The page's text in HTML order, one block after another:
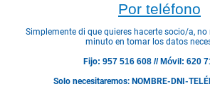
Simplemente di que quieres hacerte socio/a,
minuto en tomar los datos
Fijo: 957 516 608 // Móvil: 620
Solo necesitaremos: NOMBRE-DNI-
Por teléfono